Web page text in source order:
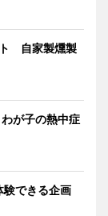
ト 自家製燻製
が子の熱中症
験できる企画